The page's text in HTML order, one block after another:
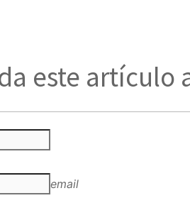
este artículo
email